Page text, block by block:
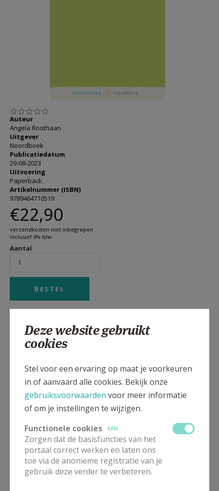
Auteur
Angela Roothaan
Uitgever
Noordboek
Publicatiedatum
29-08-2023
Uitvoering
Paperback
Artikelnummer (ISBN)
9789464710519
€22,90
verzendkosten niet inbegrepen
inclusief 6% btw
Aantal
De Vlaming Placied Tempels wordt gezien als een
Congolezen naar de betekenis van hun doen en
denken en beschreef de logisch consistente filosofie
die hij in hun begrippensysteem zag. Zijn Bantoe-
filosofie uit 1946 geldt daardoor internationaal nog
In zijn eigen tijd leidde zijn luisterende aanpak tot
weerstand. Als missionaris werd hij geacht
andersgelovigen te bekeren tot een Europees
Deze website gebruikt
cookies
Stel voor een ervaring op maat je voorkeuren
in of aanvaard alle cookies. Bekijk onze
gebruiksvoorwaarden voor meer informatie
of om je instellingen te wijzigen.
Functionele cookies
AAN
Zorgen dat de basisfuncties van het
portaal correct werken en laten ons
toe via de anonieme registratie van je
gebruik deze verder te verbeteren.